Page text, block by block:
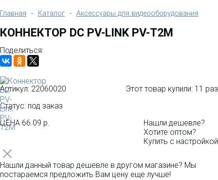
Главная - Каталог - Аксессуары для видеооборудования
КОННЕКТОР DC PV-LINK PV-T2M
Поделиться:
Артикул: 22060020
Статус: под заказ
Этот товар купили: 11 раз
ЦЕНА 66.09 р.
Нашли дешевле?
Хотите оптом?
Купить с настройкой
Нашли данный товар дешевле в другом магазине? Мы
постараемся предложить Вам цену еще лучше!